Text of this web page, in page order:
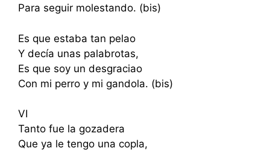
Para seguir molestando. (bis)
Es que estaba tan pelao
Y decía unas palabrotas,
Es que soy un desgraciao
Con mi perro y mi gandola. (bis)
VI
Tanto fue la gozadera
Que ya le tengo una copla,